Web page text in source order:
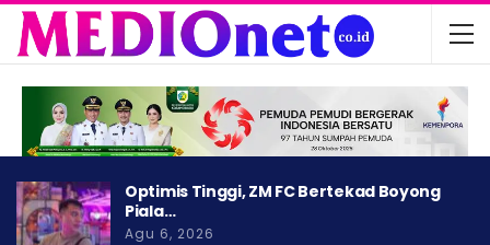
Optimis Tinggi, ZM FC Bertekad Boyong
Piala…
Agu 6, 2026